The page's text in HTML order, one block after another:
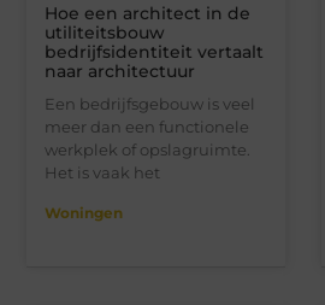
Hoe een architect in de
utiliteitsbouw
bedrijfsidentiteit vertaalt
naar architectuur
Een bedrijfsgebouw is veel
meer dan een functionele
werkplek of opslagruimte.
Het is vaak het
Woningen